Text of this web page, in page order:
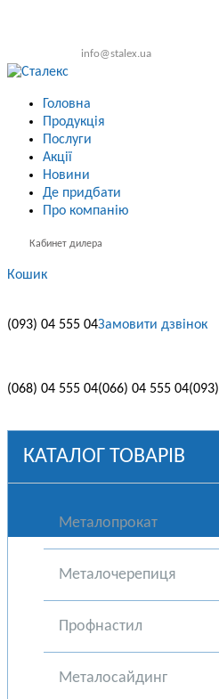
info@stalex.ua
Головна
Продукція
Послуги
Акції
Новини
Де придбати
Про компанію
Кабинет дилера
Кошик
(093) 04 555 04Замовити дзвінок
(068) 04 555 04(066) 04 555 04(093)
КАТАЛОГ ТОВАРІВ
Металопрокат
Металочерепиця
Профнастил
Металосайдинг